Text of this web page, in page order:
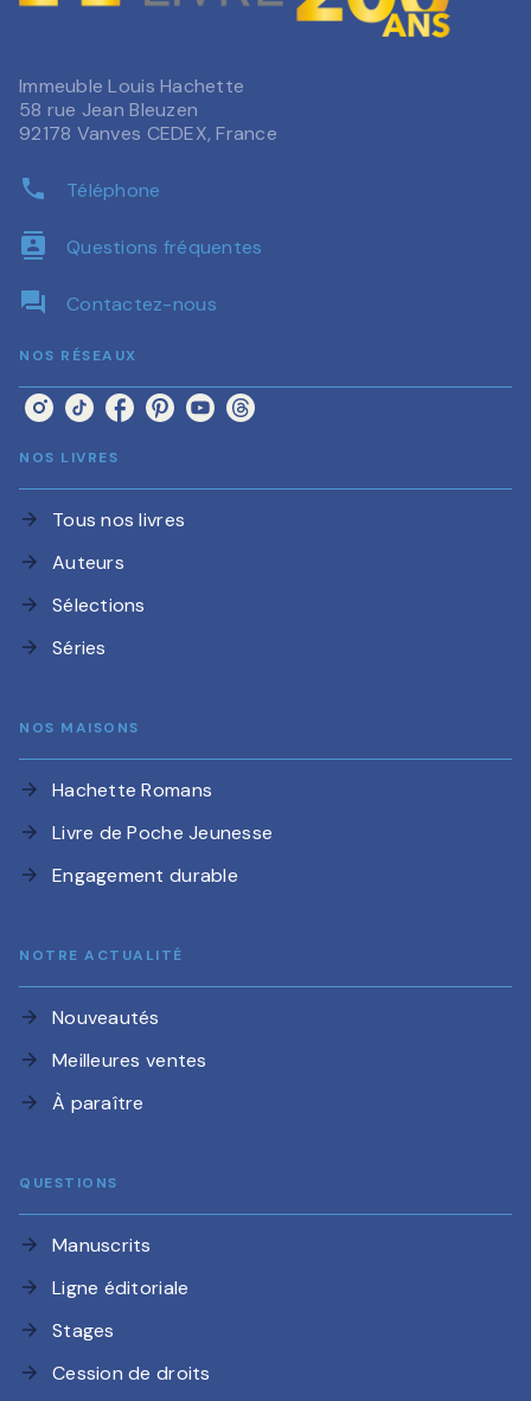
Immeuble Louis Hachette
58 rue Jean Bleuzen
92178 Vanves CEDEX, France
phone Téléphone
contacts Questions fréquentes
question_answer Contactez-nous
NOS RÉSEAUX
NOS LIVRES
arrow_forward Tous nos livres
arrow_forward Auteurs
arrow_forward Sélections
arrow_forward Séries
NOS MAISONS
arrow_forward Hachette Romans
arrow_forward Livre de Poche Jeunesse
arrow_forward Engagement durable
NOTRE ACTUALITÉ
arrow_forward Nouveautés
arrow_forward Meilleures ventes
arrow_forward À paraître
QUESTIONS
arrow_forward Manuscrits
arrow_forward Ligne éditoriale
arrow_forward Stages
arrow_forward Cession de droits